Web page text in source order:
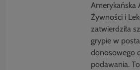
Amerykańska
Żywności i
zatwierdziła
grypie w
donosowego
podawania.